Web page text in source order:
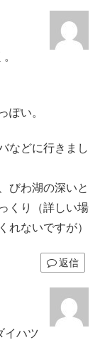
ぽい。
などに行きまし
びわ湖の深いと
くり（詳しい場
れないですが）
返信
イハツ